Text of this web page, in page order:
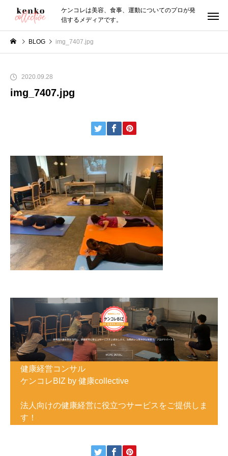
ケンコレは美容、食事、運動についてのプロが発
信するメディアです。
BLOG img_7407.jpg
2020.09.28
img_7407.jpg
健康経営コンサル
ケンコレBIZ by 健康collective
法人向けの健康経営に役立つサービスをご提供しま
す！